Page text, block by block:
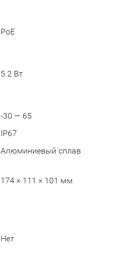
PoE
5.2 Вт
-30 — 65
IP67
Алюминиевый сплав
174 × 111 × 101 мм
Нет